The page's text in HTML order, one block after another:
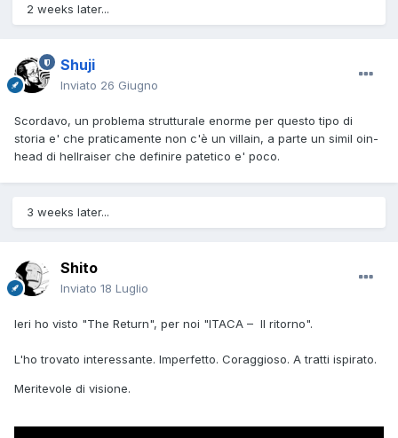
2 weeks later...
Shuji
Inviato 26 Giugno
Scordavo, un problema strutturale enorme per questo tipo di
storia e' che praticamente non c'è un villain, a parte un simil oin-
head di hellraiser che definire patetico e' poco.
3 weeks later...
Shito
Inviato 18 Luglio
Ieri ho visto "The Return", per noi "ITACA – Il ritorno".
L'ho trovato interessante. Imperfetto. Coraggioso. A tratti ispirato.
Meritevole di visione.